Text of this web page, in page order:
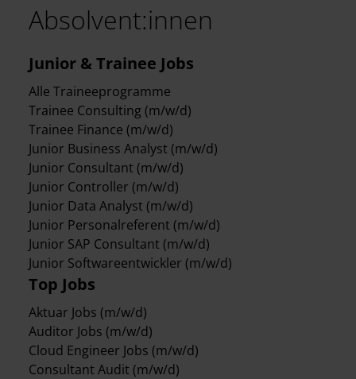
Absolvent:innen
Top Jobs
Aktuar Jobs (m/w/d)
Auditor Jobs (m/w/d)
Cloud Engineer Jobs (m/w/d)
Consultant Audit (m/w/d)
Junior & Trainee Jobs
Alle Traineeprogramme
Trainee Consulting (m/w/d)
Trainee Finance (m/w/d)
Junior Business Analyst (m/w/d)
Junior Consultant (m/w/d)
Junior Controller (m/w/d)
Junior Data Analyst (m/w/d)
Junior Personalreferent (m/w/d)
Junior SAP Consultant (m/w/d)
Junior Softwareentwickler (m/w/d)